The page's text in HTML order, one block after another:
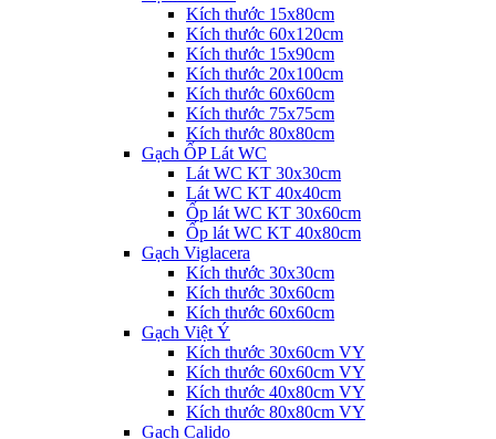
Kích thước 15x80cm
Kích thước 60x120cm
Kích thước 15x90cm
Kích thước 20x100cm
Kích thước 60x60cm
Kích thước 75x75cm
Kích thước 80x80cm
Gạch ỐP Lát WC
Lát WC KT 30x30cm
Lát WC KT 40x40cm
Ốp lát WC KT 30x60cm
Ốp lát WC KT 40x80cm
Gạch Viglacera
Kích thước 30x30cm
Kích thước 30x60cm
Kích thước 60x60cm
Gạch Việt Ý
Kích thước 30x60cm VY
Kích thước 60x60cm VY
Kích thước 40x80cm VY
Kích thước 80x80cm VY
Gạch Calido